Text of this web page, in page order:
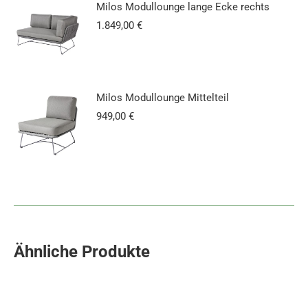
Milos Modullounge lange Ecke rechts
1.849,00 €
Milos Modullounge Mittelteil
949,00 €
Ähnliche Produkte